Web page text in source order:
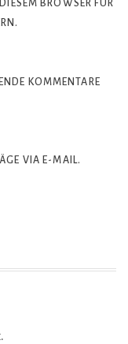
BROWSER FÜR
KOMMENTARE
VIA E-MAIL.